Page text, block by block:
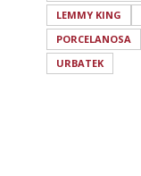
LEMMY KING
PORCELANOSA
URBATEK